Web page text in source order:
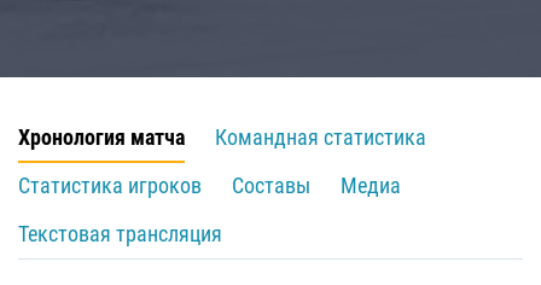
Хронология матча
Командная статистика
Статистика игроков
Составы
Медиа
Текстовая трансляция